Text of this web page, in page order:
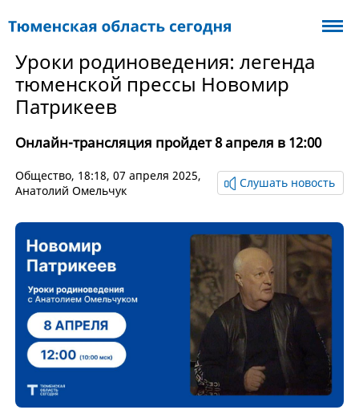
Уроки родиноведения: легенда
тюменской прессы Новомир
Патрикеев
Онлайн-трансляция пройдет 8 апреля в 12:00
Общество, 18:18, 07 апреля 2025,
Анатолий Омельчук
Слушать новость